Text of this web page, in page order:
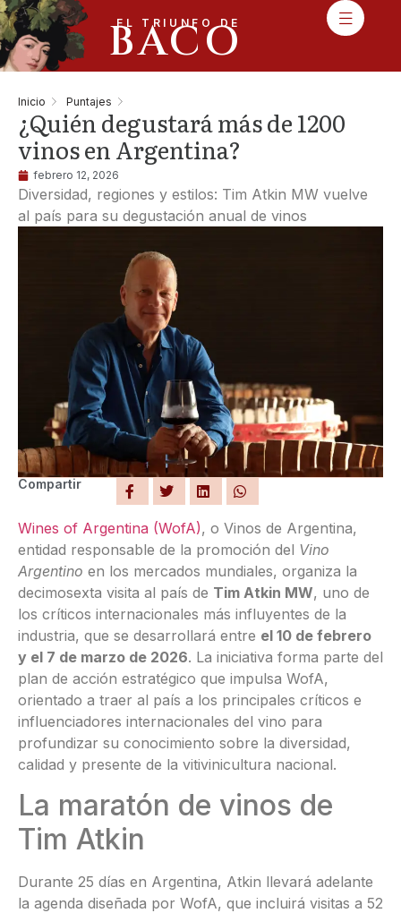
EL TRIUNFO DE
BACO
Inicio Puntajes
¿Quién degustará más de 1200
vinos en Argentina?
febrero 12, 2026
Diversidad, regiones y estilos: Tim Atkin MW vuelve
al país para su degustación anual de vinos
Compartir
Wines of Argentina (WofA), o Vinos de Argentina,
entidad responsable de la promoción del Vino
Argentino en los mercados mundiales, organiza la
decimosexta visita al país de Tim Atkin MW, uno de
los críticos internacionales más influyentes de la
industria, que se desarrollará entre el 10 de febrero
y el 7 de marzo de 2026. La iniciativa forma parte del
plan de acción estratégico que impulsa WofA,
orientado a traer al país a los principales críticos e
influenciadores internacionales del vino para
profundizar su conocimiento sobre la diversidad,
calidad y presente de la vitivinicultura nacional.
La maratón de vinos de
Tim Atkin
Durante 25 días en Argentina, Atkin llevará adelante
la agenda diseñada por WofA, que incluirá visitas a 52